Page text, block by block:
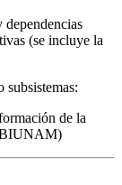
dependencias
(se incluye la
subsistemas: